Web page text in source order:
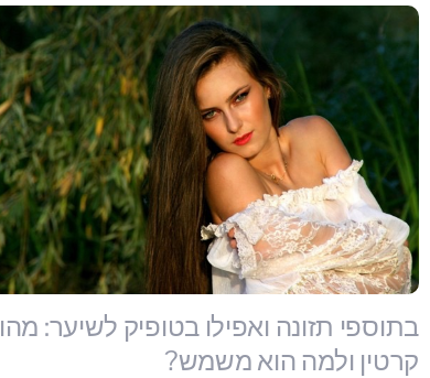
בתוספי תזונה ואפילו בטופיק לשיער: מהו
קרטין ולמה הוא משמש?